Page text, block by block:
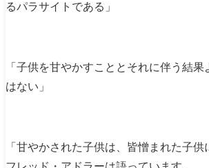
るパラサイトである」
「子供を甘やかすこととそれに伴う結果
はない」
「甘やかされた子供は、皆憎まれた子